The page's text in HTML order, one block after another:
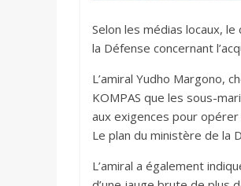
Selon les médias locaux,
la Défense concernant
L’amiral Yudho Margono,
KOMPAS que les sous-
aux exigences pour opérer
Le plan du ministère de la
L’amiral a également